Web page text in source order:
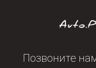
Позвоните